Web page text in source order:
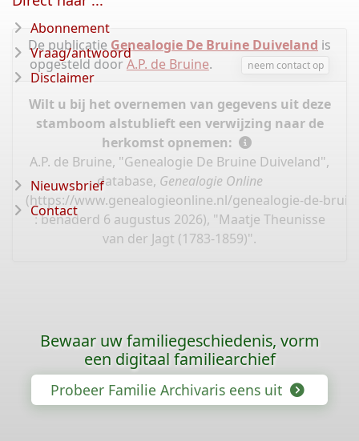
De publicatie Genealogie De Bruine Duiveland is
opgesteld doorA.P. de Bruine. neem contact op
Wilt u bij het overnemen van gegevens uit deze
stamboom alstublieft een verwijzing naar de
herkomst opnemen:
A.P. de Bruine, "Genealogie De Bruine Duiveland",
database, Genealogie Online
(https://www.genealogieonline.nl/genealogie-de-
: benaderd 6 augustus 2026), "Maatje Theunisse
van der Jagt (1783-1859)".
Abonnement
Vraag/antwoord
Disclaimer
Nieuwsbrief
Contact
Bewaar uw familiegeschiedenis, vorm
een digitaal familiearchief
Probeer Familie Archivaris eens uit